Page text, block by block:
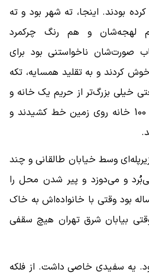
بودند. اینجا، ته شهر بود و ته
لهجه‌شان و هم رنگ چرکمرد
صورت‌شان ناخواستنی بود برای
کردند و به تقلید همسایه، تکه
خیلی بزرگ‌تر از حریم یک خانه و
بلکه به اندازه حداقل 50 یا 100 خانه روی زمین خط کشیدند و
وسط خیابان طالقانی و چند
و می‌دوزد و پیر شدن محل را
می‌کند. اسماعیل 7 ساله بود وقتی با خانواده‌اش به خاک
آمدند؛ سال 1357؛ وقتی بیابان شرق تهران هیچ سقفی
یه سفیدی خاصی داشت. از فلکه